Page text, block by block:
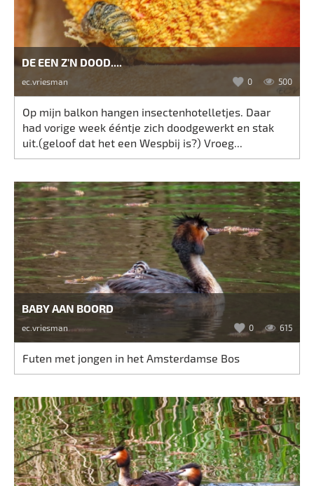
DE EEN Z'N DOOD....
ec.vriesman 0 500
Op mijn balkon hangen insectenhotelletjes. Daar
had vorige week ééntje zich doodgewerkt en stak
uit.(geloof dat het een Wespbij is?) Vroeg...
BABY AAN BOORD
ec.vriesman 0 615
Futen met jongen in het Amsterdamse Bos